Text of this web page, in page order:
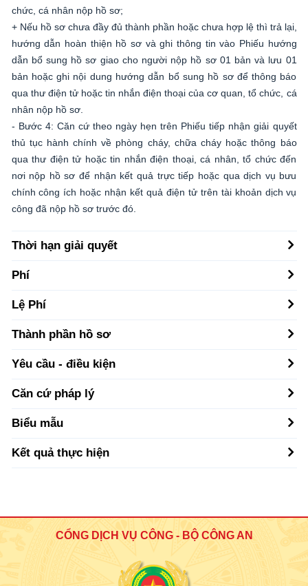
chức, cá nhân nộp hồ sơ;
+ Nếu hồ sơ chưa đầy đủ thành phần hoặc chưa hợp lệ thì trả lại,
hướng dẫn hoàn thiện hồ sơ và ghi thông tin vào Phiếu hướng
dẫn bổ sung hồ sơ giao cho người nộp hồ sơ 01 bản và lưu 01
bản hoặc ghi nội dung hướng dẫn bổ sung hồ sơ để thông báo
qua thư điện tử hoặc tin nhắn điện thoại của cơ quan, tổ chức, cá
nhân nộp hồ sơ.
- Bước 4: Căn cứ theo ngày hẹn trên Phiếu tiếp nhận giải quyết
thủ tục hành chính về phòng cháy, chữa cháy hoặc thông báo
qua thư điện tử hoặc tin nhắn điện thoại, cá nhân, tổ chức đến
nơi nộp hồ sơ để nhận kết quả trực tiếp hoặc qua dịch vụ bưu
chính công ích hoặc nhận kết quả điện tử trên tài khoản dịch vụ
công đã nộp hồ sơ trước đó.
Thời hạn giải quyết
Phí
Lệ Phí
Thành phần hồ sơ
Yêu cầu - điều kiện
Căn cứ pháp lý
Biểu mẫu
Kết quả thực hiện
CỔNG DỊCH VỤ CÔNG - BỘ CÔNG AN